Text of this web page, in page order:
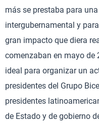
más se prestaba para
intergubernamental y
gran impacto que diera
comenzaban en mayo de
ideal para organizar un
presidentes del Grupo
presidentes
de Estado y de gobierno